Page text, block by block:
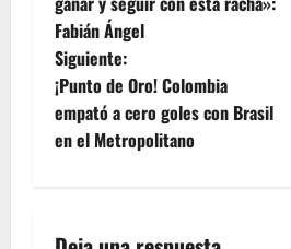
Fabián Ángel
Siguiente:
¡Punto de Oro! Colombia
empató a cero goles con Brasil
en el Metropolitano